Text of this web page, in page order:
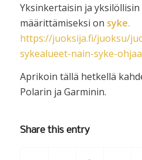
Yksinkertaisin ja
määrittämiseksi on syke.
https://juoksija.fi/juoksu/
sykealueet-nain-syke-
Aprikoin tällä hetkellä
Polarin ja Garminin.
Share this entry